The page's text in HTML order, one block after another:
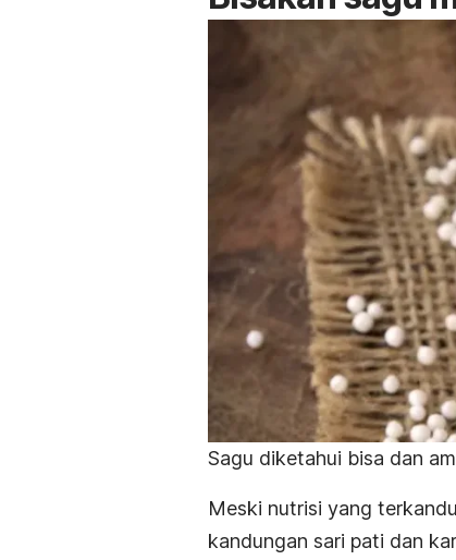
Sagu diketahui bisa dan
Meski nutrisi yang
kandungan sari pati dan